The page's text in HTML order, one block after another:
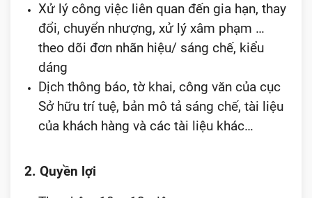
Xử lý công việc liên quan đến gia hạn, thay
đổi, chuyển nhượng, xử lý xâm phạm …
theo dõi đơn nhãn hiệu/ sáng chế, kiểu
dáng
Dịch thông báo, tờ khai, công văn của cục
Sở hữu trí tuệ, bản mô tả sáng chế, tài liệu
của khách hàng và các tài liệu khác…
2. Quyền lợi